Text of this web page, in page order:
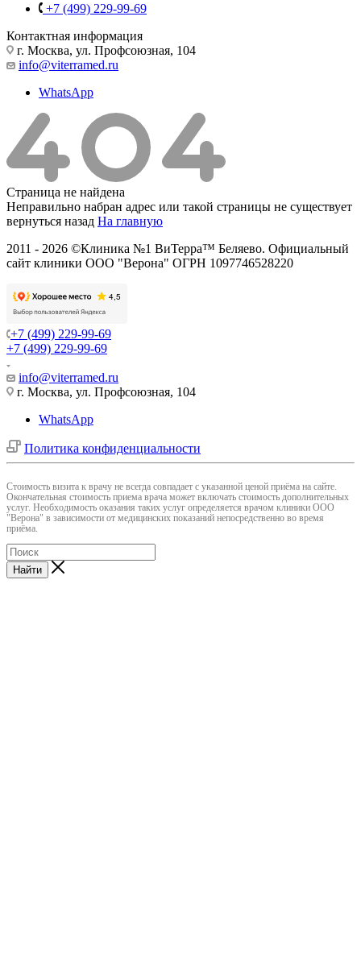
+7 (499) 229-99-69
Контактная информация
г. Москва, ул. Профсоюзная, 104
info@viterramed.ru
WhatsApp
Страница не найдена
Неправильно набран адрес или такой страницы не существует
вернуться назад На главную
2011 - 2026 ©Клиника №1 ВиТерра™ Беляево. Официальный
сайт клиники ООО "Верона" ОГРН 1097746528220
+7 (499) 229-99-69
+7 (499) 229-99-69
info@viterramed.ru
г. Москва, ул. Профсоюзная, 104
WhatsApp
Политика конфиденциальности
Cтоимость визита к врачу не всегда совпадает с указанной ценой приёма на сайте.
Окончательная стоимость приема врача может включать стоимость дополнительных
услуг. Необходимость оказания таких услуг определяется врачом клиники ООО
"Верона" в зависимости от медицинских показаний непосредственно во время
приёма.
Найти